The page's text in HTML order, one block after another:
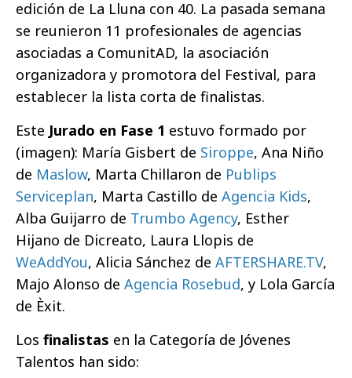
edición de La Lluna con 40. La pasada semana
se reunieron 11 profesionales de agencias
asociadas a ComunitAD, la asociación
organizadora y promotora del Festival, para
establecer la lista corta de finalistas.
Este Jurado en Fase 1 estuvo formado por
(imagen): María Gisbert de Siroppe, Ana Niño
de Maslow, Marta Chillaron de Publips
Serviceplan, Marta Castillo de Agencia Kids,
Alba Guijarro de Trumbo Agency, Esther
Hijano de Dicreato, Laura Llopis de
WeAddYou, Alicia Sánchez de AFTERSHARE.TV,
Majo Alonso de Agencia Rosebud, y Lola García
de Èxit.
Los finalistas en la Categoría de Jóvenes
Talentos han sido: